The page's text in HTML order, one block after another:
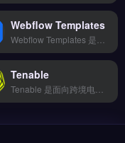
Webflow Templates
Tenable